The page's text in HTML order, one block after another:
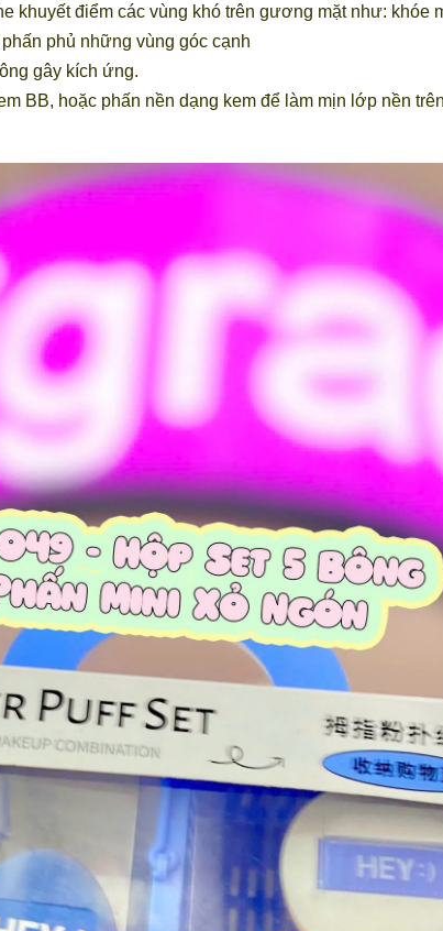
điểm các vùng khó trên gương mặt như: khóe
phủ những vùng góc cạnh
gây kích ứng.
BB, hoặc phấn nền dạng kem để làm mịn lớp nền